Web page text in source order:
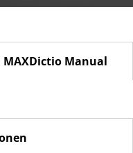
MAXDictio Manual